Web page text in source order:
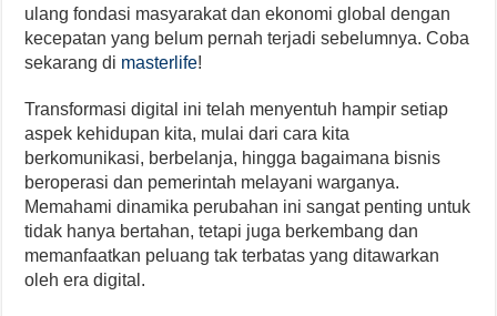
ulang fondasi masyarakat dan ekonomi global dengan
kecepatan yang belum pernah terjadi sebelumnya. Coba
sekarang di masterlife!
Transformasi digital ini telah menyentuh hampir setiap
aspek kehidupan kita, mulai dari cara kita
berkomunikasi, berbelanja, hingga bagaimana bisnis
beroperasi dan pemerintah melayani warganya.
Memahami dinamika perubahan ini sangat penting untuk
tidak hanya bertahan, tetapi juga berkembang dan
memanfaatkan peluang tak terbatas yang ditawarkan
oleh era digital.